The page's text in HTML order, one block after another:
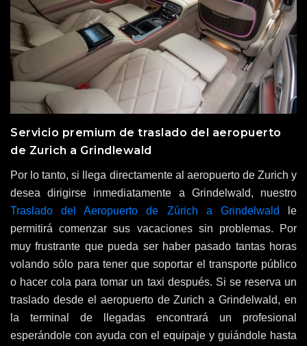
Servicio premium de traslado del aeropuerto
de Zurich a Grindlewald
Por lo tanto, si llega directamente al aeropuerto de Zurich y
desea dirigirse inmediatamente a Grindelwald, nuestro
Traslado del Aeropuerto de Zúrich a Grindelwald
le
permitirá comenzar sus vacaciones sin problemas. Por
muy frustrante que pueda ser haber pasado tantas horas
volando sólo para tener que soportar el transporte público
o hacer cola para tomar un taxi después. Si se reserva un
traslado desde el aeropuerto de Zurich a Grindelwald, en
la terminal de llegadas encontrará un profesional
esperándole con ayuda con el equipaje y guiándole hasta